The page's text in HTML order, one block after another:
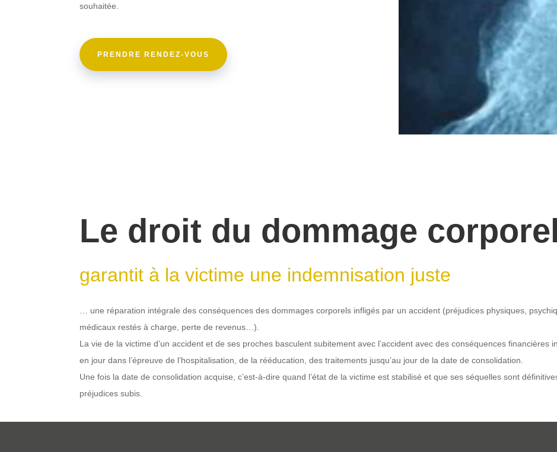
souhaitée.
PRENDRE RENDEZ-VOUS
Le droit du dommage corporel
garantit à la victime une indemnisation juste
… une réparation intégrale des conséquences des dommages corporels infligés par un accident (préjudices physiques,
médicaux restés à charge, perte de revenus…).
La vie de la victime d’un accident et de ses proches basculent subitement avec l’accident avec des conséquences financières
en jour dans l’épreuve de l’hospitalisation, de la rééducation, des traitements jusqu’au jour de la date de consolidation.
Une fois la date de consolidation acquise, c’est-à-dire quand l’état de la victime est stabilisé et que ses séquelles sont
préjudices subis.